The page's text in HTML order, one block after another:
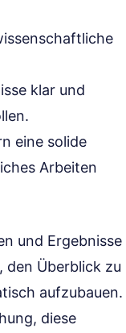
klar und
eine solide
Arbeiten
und Ergebnisse
den Überblick zu
aufzubauen.
diese